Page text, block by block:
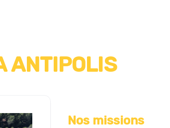
ANTIPOLIS
Nos missions